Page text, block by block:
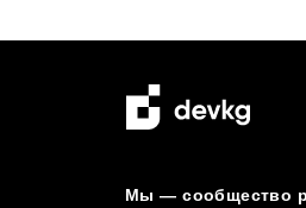
Мы — сообщество